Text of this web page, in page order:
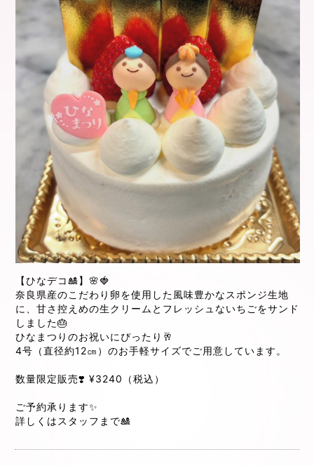
【ひなデコ🎎】🌸🍓
奈良県産のこだわり卵を使用した風味豊かなスポンジ生地
に、甘さ控えめの生クリームとフレッシュないちごをサンド
しました🎂
ひなまつりのお祝いにぴったり🥂
4号（直径約12㎝）のお手軽サイズでご用意しています。
数量限定販売❣️ ¥3240（税込）
ご予約承ります✨
詳しくはスタッフまで🎎